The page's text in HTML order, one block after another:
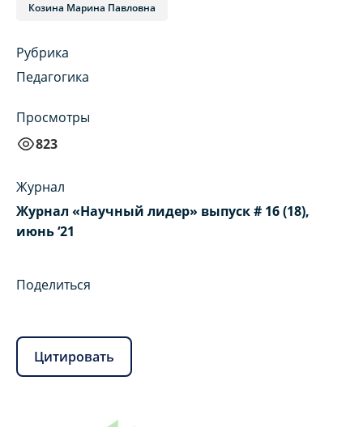
Козина Марина Павловна
Рубрика
Педагогика
Просмотры
823
Журнал
Журнал «Научный лидер» выпуск # 16 (18),
июнь ‘21
Поделиться
Цитировать